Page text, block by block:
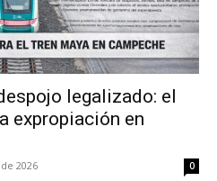
legalizado: el
expropiación en
2026 0